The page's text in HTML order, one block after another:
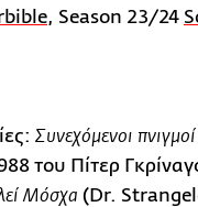
, Season 23/24
Συνεχόμενοι πνιγμοί
του Πίτερ
Μόσχα (Dr.